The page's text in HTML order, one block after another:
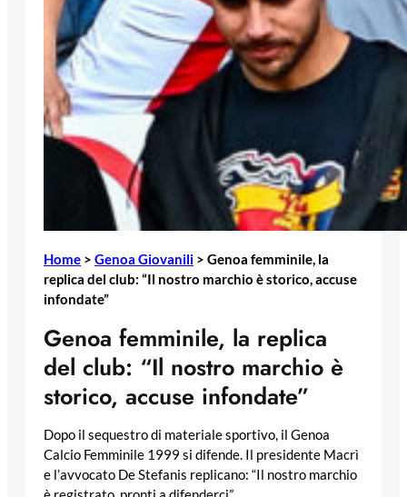
Home > Genoa Giovanili > Genoa femminile, la
replica del club: “Il nostro marchio è storico, accuse
infondate”
Genoa femminile, la replica
del club: “Il nostro marchio è
storico, accuse infondate”
Dopo il sequestro di materiale sportivo, il Genoa
Calcio Femminile 1999 si difende. Il presidente Macrì
e l’avvocato De Stefanis replicano: “Il nostro marchio